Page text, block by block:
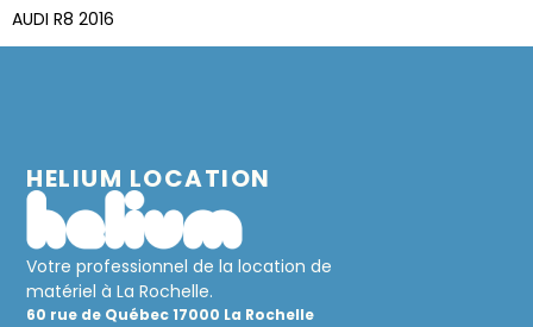
AUDI R8 2016
HELIUM LOCATION
Votre professionnel de la location de
matériel à La Rochelle.
60 rue de Québec 17000 La Rochelle